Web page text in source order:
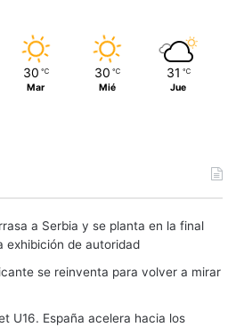
30 ℃
Mar
30 ℃
Mié
31 ℃
Jue
a Serbia y se planta en la final
exhibición de autoridad
se reinventa para volver a mirar
U16. España acelera hacia los